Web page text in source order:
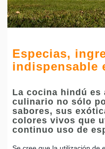
Especias,
indispensable
La cocina hindú es
culinario no sólo
sabores, sus
colores vivos que
continuo uso de